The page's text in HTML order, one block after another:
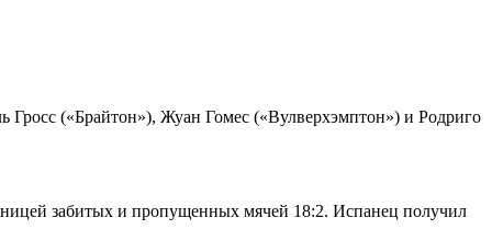
(«Брайтон»), Жуан Гомес («Вулверхэмптон») и Родриго
забитых и пропущенных мячей 18:2. Испанец получил